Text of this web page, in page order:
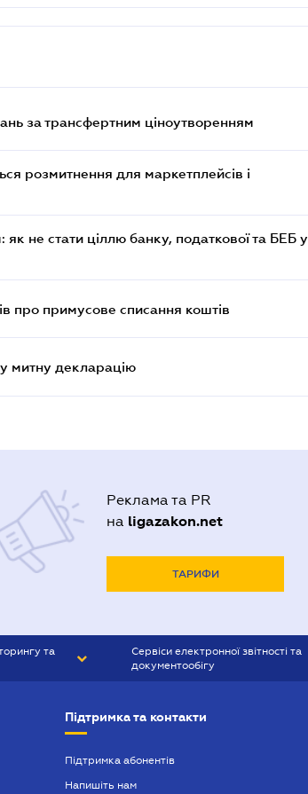
за трансфертним ціноутворенням
розмитнення для маркетплейсів і
не стати ціллю банку, податкової та БЕБ у
про примусове списання коштів
митну декларацію
Реклама та PR
на ligazakon.net
ТАРИФИ
та
Сервіси електронної звітності та
документообігу
Підтримка та контакти
Підтримка абонентів
Напишіть нам